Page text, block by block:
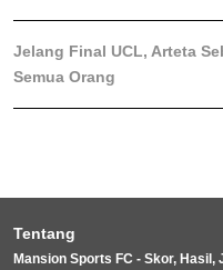
Jelang Final UCL, Arteta
Semua Orang
Tentang
Mansion Sports FC - Skor, Hasil,